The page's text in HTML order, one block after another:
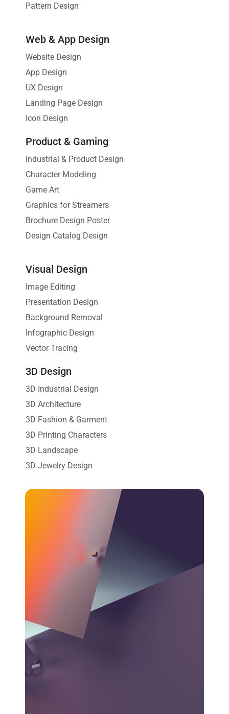
Pattern Design
Web & App Design
Website Design
App Design
UX Design
Landing Page Design
Icon Design
Product & Gaming
Industrial & Product Design
Character Modeling
Game Art
Graphics for Streamers
Brochure Design Poster
Design Catalog Design
Visual Design
Image Editing
Presentation Design
Background Removal
Infographic Design
Vector Tracing
3D Design
3D Industrial Design
3D Architecture
3D Fashion & Garment
3D Printing Characters
3D Landscape
3D Jewelry Design